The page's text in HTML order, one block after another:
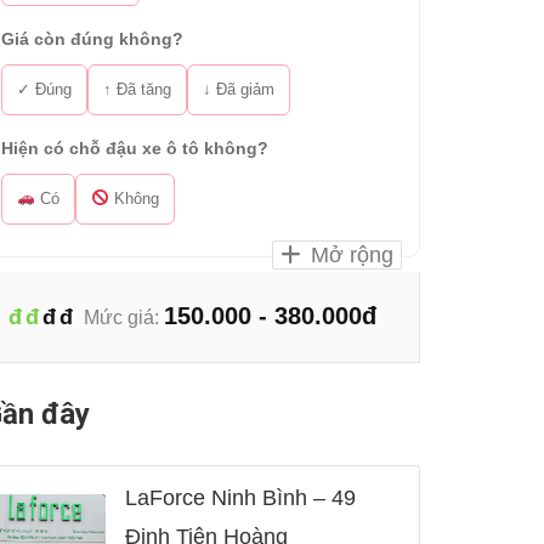
Giá còn đúng không?
✓ Đúng ↑ Đã tăng ↓ Đã giảm
Hiện có chỗ đậu xe ô tô không?
Có Không
Mở rộng
đđđđ Mức giá: 150.000 - 380.000đ
đây
LaForce Ninh Bình – 49
Đinh Tiên Hoàng